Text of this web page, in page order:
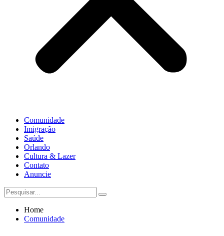
Comunidade
Imigração
Saúde
Orlando
Cultura & Lazer
Contato
Anuncie
Home
Comunidade